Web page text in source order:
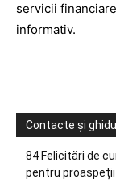
servicii
informativ.
Contacte și
84 Felicitări de
pentru